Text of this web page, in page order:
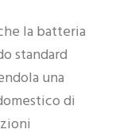
la batteria
standard
una
di